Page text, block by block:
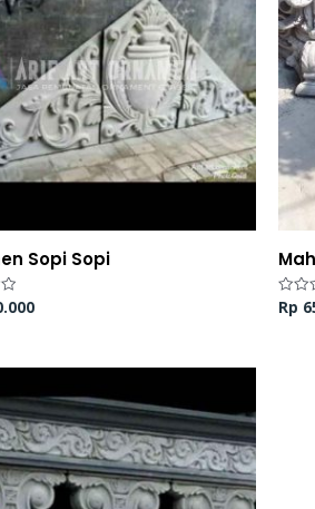
Sopi Sopi
Rp